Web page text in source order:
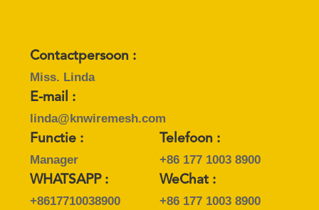
Contactpersoon :
Miss. Linda
E-mail :
linda@knwiremesh.com
Functie :
Manager
Telefoon :
+86 177 1003 8900
WHATSAPP :
+8617710038900
WeChat :
+86 177 1003 8900